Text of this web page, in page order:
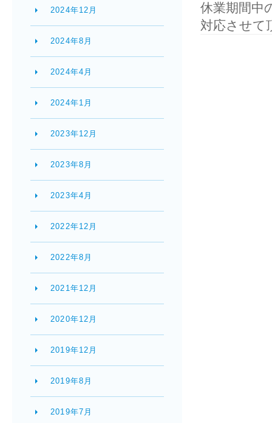
休業期間中
対応させて
2024年12月
2024年8月
2024年4月
2024年1月
2023年12月
2023年8月
2023年4月
2022年12月
2022年8月
2021年12月
2020年12月
2019年12月
2019年8月
2019年7月